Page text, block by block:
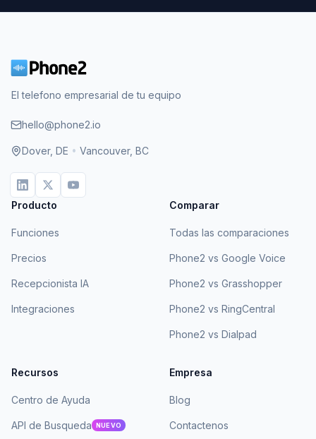
El telefono empresarial de tu equipo
hello@phone2.io
Dover, DE • Vancouver, BC
Producto
Funciones
Precios
Recepcionista IA
Integraciones
Comparar
Todas las comparaciones
Phone2 vs Google Voice
Phone2 vs Grasshopper
Phone2 vs RingCentral
Phone2 vs Dialpad
Recursos
Centro de Ayuda
API de Busqueda NUEVO
Empresa
Blog
Contactenos